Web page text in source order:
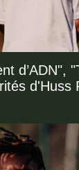
d’ADN",
d'Huss